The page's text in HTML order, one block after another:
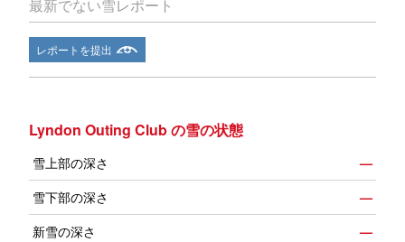
最新でない雪レポート
レポートを提出
Lyndon Outing Club の雪の状態
雪上部の深さ
—
雪下部の深さ
—
新雪の深さ
—